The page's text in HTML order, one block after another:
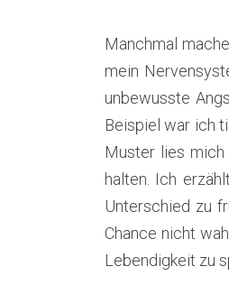
Manchmal
mein
unbewusste
Beispiel war ich
Muster lies mich
halten. Ich
Unterschied zu
Chance nicht
Lebendigkeit zu